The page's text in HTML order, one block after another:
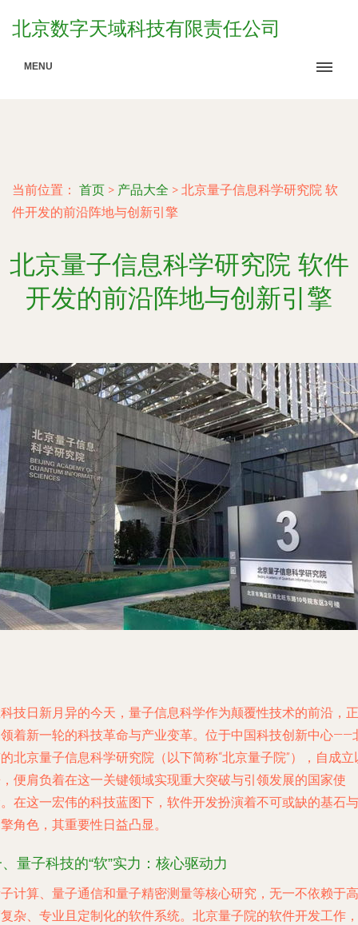
北京数字天域科技有限责任公司
MENU
当前位置： 首页 > 产品大全 > 北京量子信息科学研究院 软
件开发的前沿阵地与创新引擎
北京量子信息科学研究院 软件
开发的前沿阵地与创新引擎
技日新月异的今天，量子信息科学作为颠覆性技术的前沿，正
着新一轮的科技革命与产业变革。位于中国科技创新中心——
北京量子信息科学研究院（以下简称“北京量子院”），自成立
便肩负着在这一关键领域实现重大突破与引领发展的国家使
在这一宏伟的科技蓝图下，软件开发扮演着不可或缺的基石与
角色，其重要性日益凸显。
量子科技的“软”实力：核心驱动力
计算、量子通信和量子精密测量等核心研究，无一不依赖于高
杂、专业且定制化的软件系统。北京量子院的软件开发工作，